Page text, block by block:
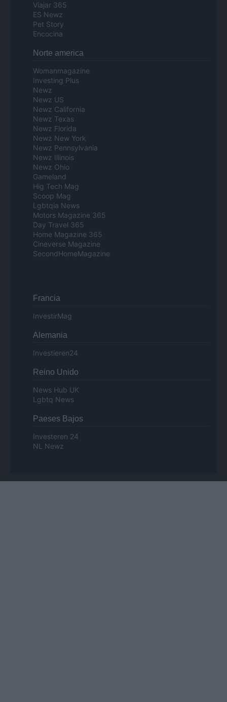
Viajar 365
ES Newz
Pet Story
Encocina
Norte america
Womanmagazine
Investing Plus
Newz
Newz US
Newz California
Newz Texas
Newz Florida
Newz New York
Newz Pennsylvania
Newz Illinois
Newz Ohio
Gameland
Hig Tech Mag
Scoop Mag
Lgbtqia News
Motors Magazine 365
Day Travel 365
Home Magazine 365
Cineverse Magazine
SecondHomeMagazine
Francia
InvestirMag
Alemania
Investieren24
Reino Unido
News Hub UK
Lgbtq News
Paeses Bajos
Investeren 24
NL Newz